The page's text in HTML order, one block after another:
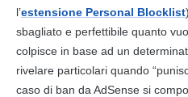
l’estensione Personal Blocklist
sbagliato e perfettibile quanto
colpisce in base ad un
rivelare particolari quando
caso di ban da AdSense si